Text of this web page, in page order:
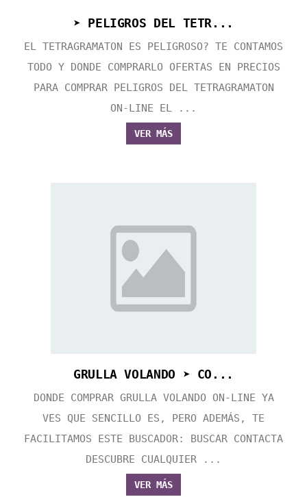
➤ PELIGROS DEL TETR...
EL TETRAGRAMATON ES PELIGROSO? TE CONTAMOS
TODO Y DONDE COMPRARLO OFERTAS EN PRECIOS
PARA COMPRAR PELIGROS DEL TETRAGRAMATON
ON-LINE EL ...
VER MÁS
GRULLA VOLANDO ➤ CO...
DONDE COMPRAR GRULLA VOLANDO ON-LINE YA
VES QUE SENCILLO ES, PERO ADEMÁS, TE
FACILITAMOS ESTE BUSCADOR: BUSCAR CONTACTA
DESCUBRE CUALQUIER ...
VER MÁS